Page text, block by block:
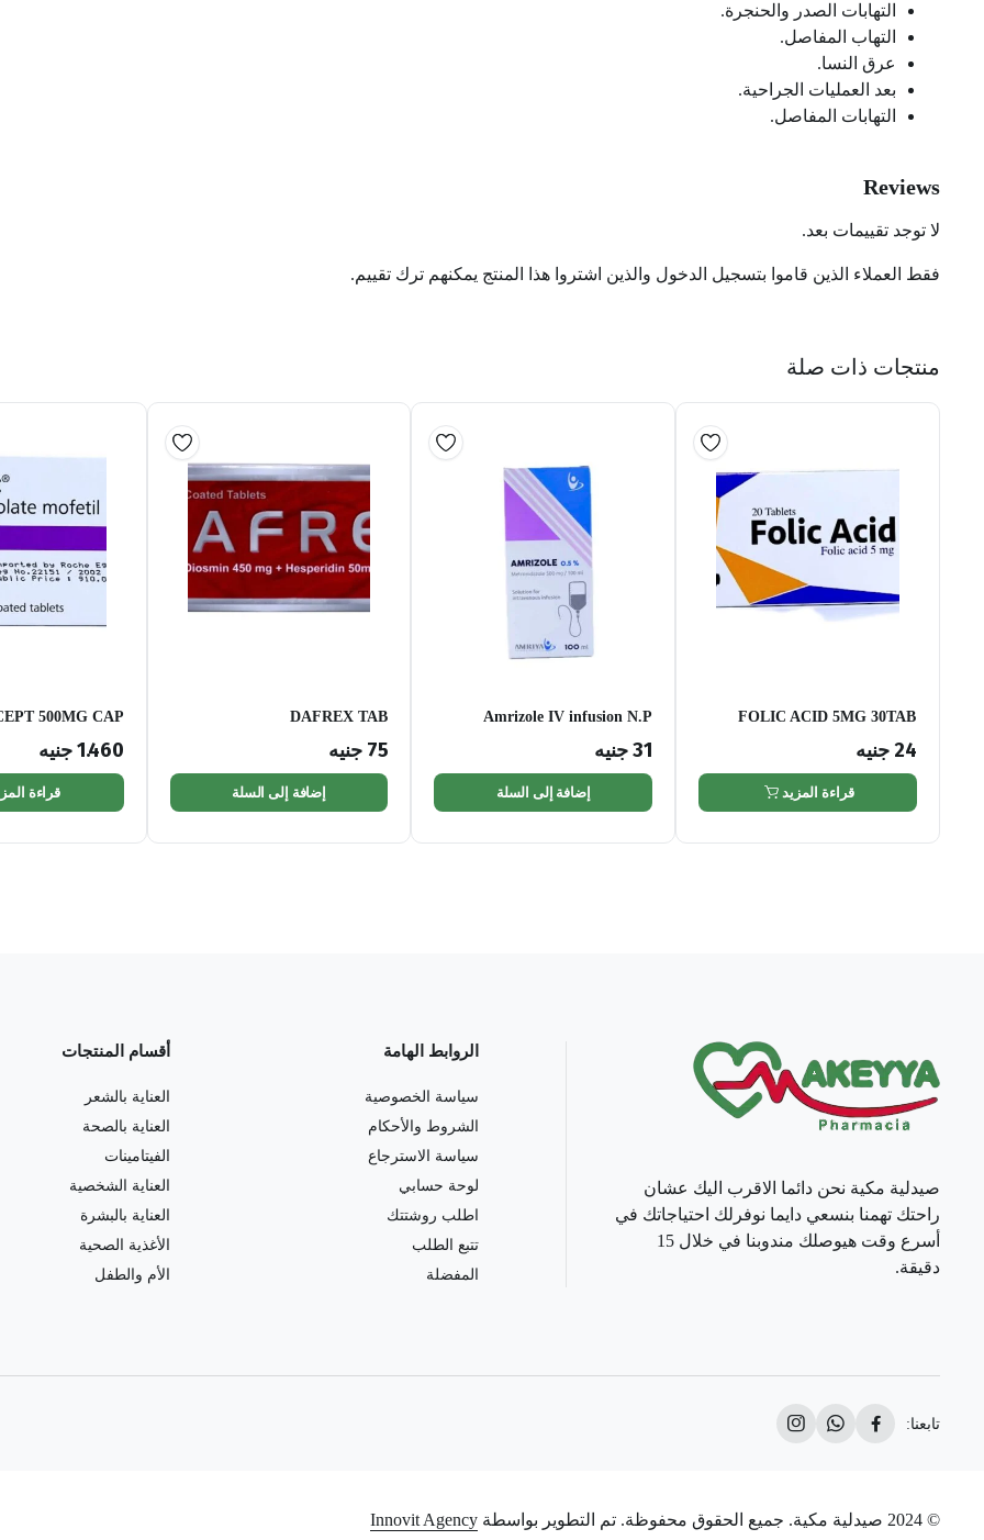
التهابات الصدر والحنجرة.
التهاب المفاصل.
عرق النسا.
بعد العمليات الجراحية.
التهابات المفاصل.
Reviews
لا توجد تقييمات بعد.
فقط العملاء الذين قاموا بتسجيل الدخول والذين اشتروا هذا المنتج يمكنهم ترك تقييم.
منتجات ذات صلة
FOLIC ACID 5MG 30TAB
24 جنيه
قراءة المزيد
Amrizole IV infusion N.P
31جنيه
إضافة إلى السلة
DAFREX TAB
75 جنيه
إضافة إلى السلة
500MG CAP
1.460جنيه
قراءة
صيدلية مكية نحن دائما الاقرب اليك عشان
راحتك تهمنا بنسعي دايما نوفرلك احتياجاتك في
أسرع وقت هيوصلك مندوبنا في خلال 15
دقيقة.
الروابط الهامة
سياسة الخصوصية
الشروط والأحكام
سياسة الاسترجاع
لوحة حسابي
اطلب روشتتك
تتبع الطلب
المفضلة
أقسام المنتجات
العناية بالشعر
العناية بالصحة
الفيتامينات
العناية الشخصية
العناية بالبشرة
الأغذية الصحية
الأم والطفل
تابعنا:
© 2024 صيدلية مكية. جميع الحقوق محفوظة. تم التطوير بواسطة Innovit Agency